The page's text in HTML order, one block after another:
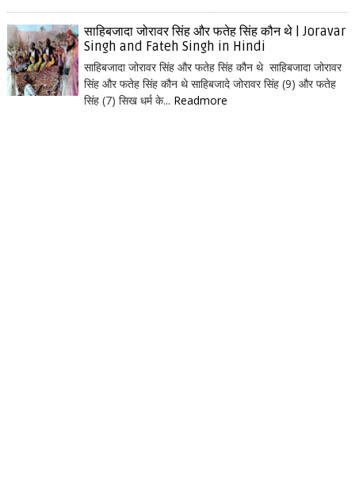
साहिबजादा जोरावर सिंह और फतेह सिंह कौन थे | Joravar
Singh and Fateh Singh in Hindi
साहिबजादा जोरावर सिंह और फतेह सिंह कौन थे साहिबजादा जोरावर
सिंह और फतेह सिंह कौन थे साहिबजादे जोरावर सिंह (9) और फतेह
सिंह (7) सिख धर्म के... Readmore